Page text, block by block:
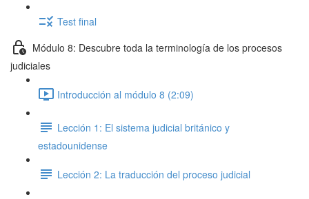
Test final
Módulo 8: Descubre toda la terminología de los procesos
judiciales
Introducción al módulo 8 (2:09)
Lección 1: El sistema judicial británico y
estadounidense
Lección 2: La traducción del proceso judicial